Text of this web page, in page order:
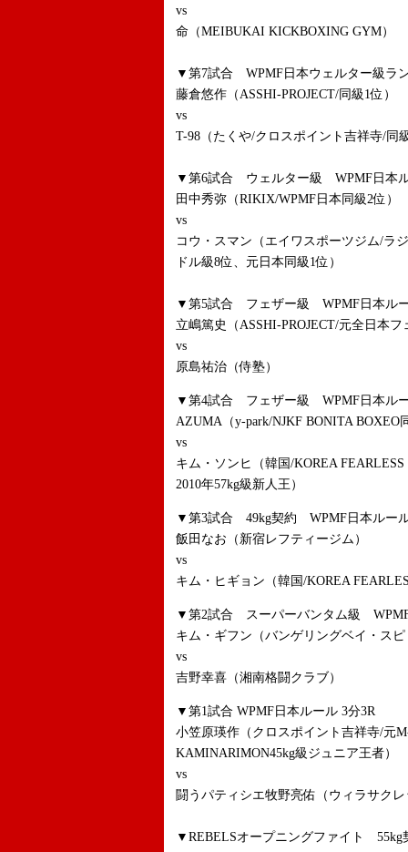
vs
命（MEIBUKAI KICKBOXING GYM）
▼第7試合 WPMF日本ウェルター級ラ
藤倉悠作（ASSHI-PROJECT/同級1位）
vs
T-98（たくや/クロスポイント吉祥寺/同
▼第6試合 ウェルター級 WPMF日本
田中秀弥（RIKIX/WPMF日本同級2位）
vs
コウ・スマン（エイワスポーツジム/ラ
ドル級8位、元日本同級1位）
▼第5試合 フェザー級 WPMF日本ル
立嶋篤史（ASSHI-PROJECT/元全日本
vs
原島祐治（侍塾）
▼第4試合 フェザー級 WPMF日本ル
AZUMA（y-park/NJKF BONITA BOXEO
vs
キム・ソンヒ（韓国/KOREA
2010年57kg級新人王）
▼第3試合 49kg契約 WPMF日本ルー
飯田なお（新宿レフティージム）
vs
キム・ヒギョン（韓国/KOREA
▼第2試合 スーパーバンタム級
キム・ギフン（バンゲリングベイ・ス
vs
吉野幸喜（湘南格闘クラブ）
▼第1試合 WPMF日本ルール 3分3R
小笠原瑛作（クロスポイント吉祥寺/元
KAMINARIMON45kg級ジュニア王者）
vs
闘うパティシエ牧野亮佑（ウィラサク
▼REBELSオープニングファイト